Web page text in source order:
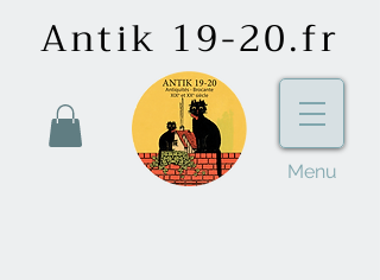
Antik 19-20.fr
Menu